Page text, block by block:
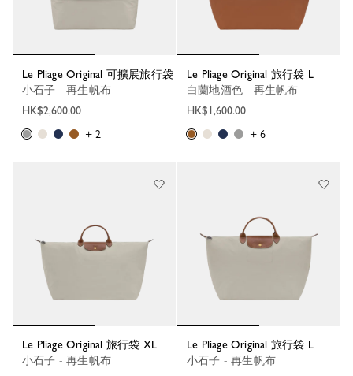
Le Pliage Original 可擴展旅行袋
小石子 - 再生帆布
HK$2,600.00
+ 2
Le Pliage Original 旅行袋 L
白蘭地酒色 - 再生帆布
HK$1,600.00
+ 6
Le Pliage Original 旅行袋 XL
小石子 - 再生帆布
Le Pliage Original 旅行袋 L
小石子 - 再生帆布